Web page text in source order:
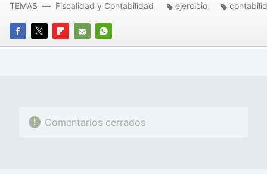
FACEBOOK
TWITTERFLIPBOARD
E-
WHATSAPP
TEMAS Fiscalidad y Contabilidad ejercicio
Comentarios cerrados